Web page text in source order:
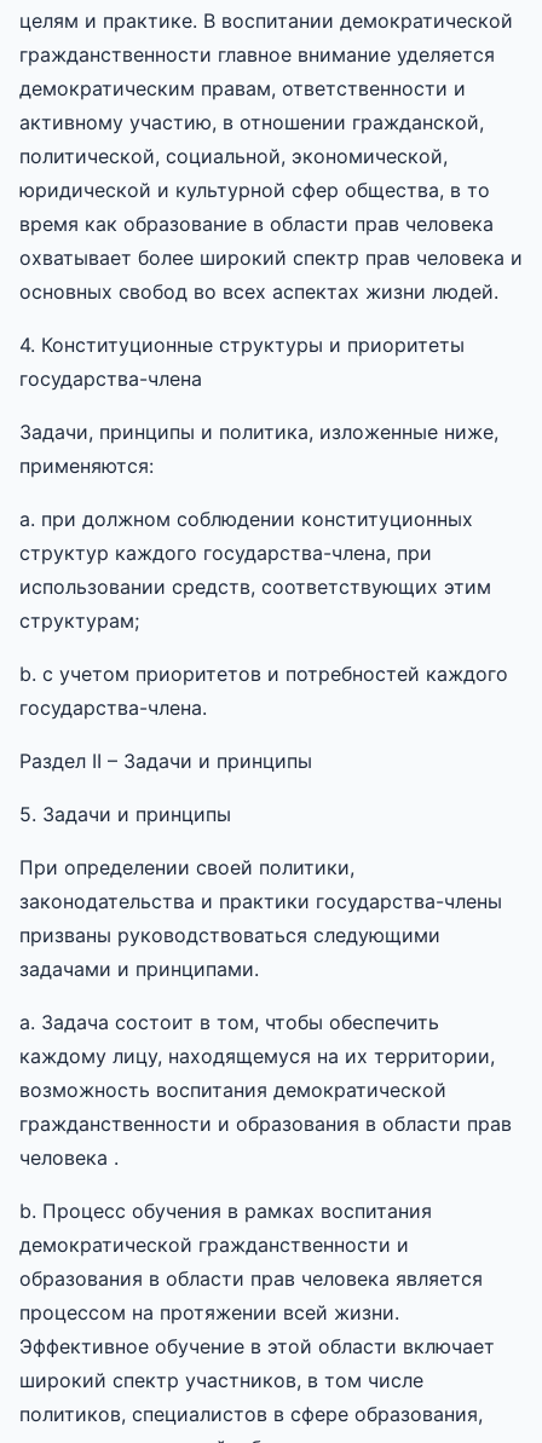
целям и практике. В воспитании демократической
гражданственности главное внимание уделяется
демократическим правам, ответственности и
активному участию, в отношении гражданской,
политической, социальной, экономической,
юридической и культурной сфер общества, в то
время как образование в области прав человека
охватывает более широкий спектр прав человека и
основных свобод во всех аспектах жизни людей.
4. Конституционные структуры и приоритеты
государства-члена
Задачи, принципы и политика, изложенные ниже,
применяются:
a. при должном соблюдении конституционных
структур каждого государства-члена, при
использовании средств, соответствующих этим
структурам;
b. с учетом приоритетов и потребностей каждого
государства-члена.
Раздел II – Задачи и принципы
5. Задачи и принципы
При определении своей политики,
законодательства и практики государства-члены
призваны руководствоваться следующими
задачами и принципами.
a. Задача состоит в том, чтобы обеспечить
каждому лицу, находящемуся на их территории,
возможность воспитания демократической
гражданственности и образования в области прав
человека .
b. Процесс обучения в рамках воспитания
демократической гражданственности и
образования в области прав человека является
процессом на протяжении всей жизни.
Эффективное обучение в этой области включает
широкий спектр участников, в том числе
политиков, специалистов в сфере образования,